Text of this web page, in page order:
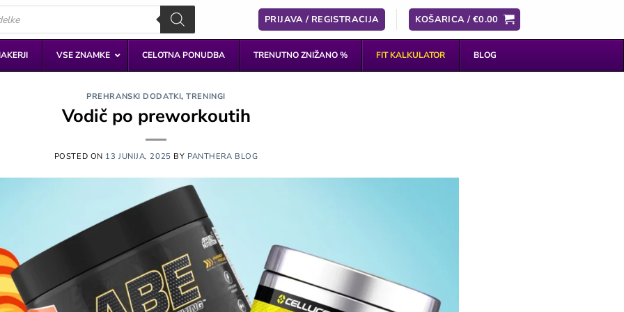
PRIJAVA / REGISTRACIJA KOŠARICA / €0.00
VSE ZNAMKE CELOTNA PONUDBA TRENUTNO ZNIŽANO % FIT KALKULATOR BLOG
PREHRANSKI DODATKI,TRENINGI
Vodič po preworkoutih
POSTED ON 13 JUNIJA, 2025 BY PANTHERA BLOG